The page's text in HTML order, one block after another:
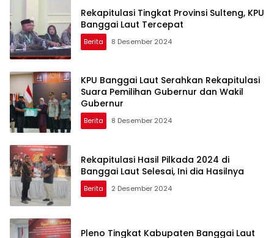
Rekapitulasi Tingkat Provinsi Sulteng, KPU
Banggai Laut Tercepat
Berita 8 Desember 2024
KPU Banggai Laut Serahkan Rekapitulasi
Suara Pemilihan Gubernur dan Wakil
Gubernur
Berita 8 Desember 2024
Rekapitulasi Hasil Pilkada 2024 di
Banggai Laut Selesai, Ini dia Hasilnya
Berita 2 Desember 2024
Pleno Tingkat Kabupaten Banggai Laut